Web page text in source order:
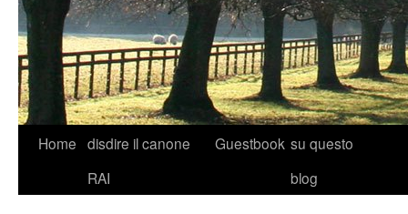
Skip
Home disdire il canone
RAI
Guestbook su questo
blog